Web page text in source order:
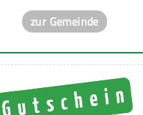
zur Gemeinde